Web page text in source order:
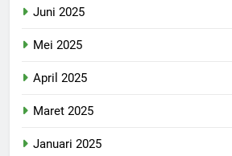
Juni 2025
Mei 2025
April 2025
Maret 2025
Januari 2025